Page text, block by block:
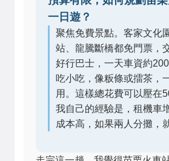
一日遊？
聚焦免費景點。客家文化
站、龍騰斷橋都免門票，
好行巴士，一天車資約
吃小吃，像粄條或擂茶，
用。這樣總花費可以壓在
我自己的經驗是，租機車
成本高，如果兩人分攤，